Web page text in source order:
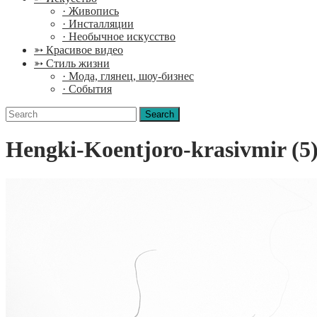
· Живопись
· Инсталляции
· Необычное искусство
➳ Красивое видео
➳ Стиль жизни
· Мода, глянец, шоу-бизнес
· События
Search
for:
Hengki-Koentjoro-krasivmir